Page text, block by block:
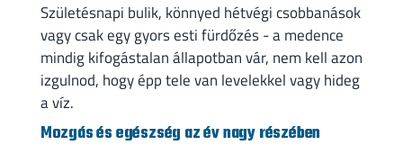
Születésnapi bulik, könnyed hétvégi csobbanások
vagy csak egy gyors esti fürdőzés - a medence
mindig kifogástalan állapotban vár, nem kell azon
izgulnod, hogy épp tele van levelekkel vagy hideg
a víz.
Mozgás és egészség az év nagy részében